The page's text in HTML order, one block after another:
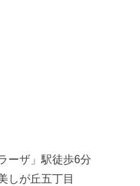
ーザ」駅徒歩6分
しが丘五丁目